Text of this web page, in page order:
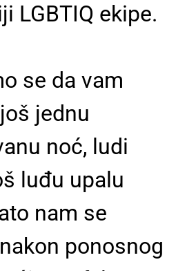
LGBTIQ ekipe.
se da vam
jednu
noć, ludi
luđu upalu
nam se
ponosnog